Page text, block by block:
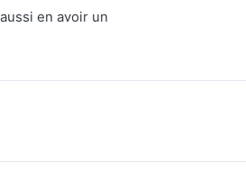
en avoir un